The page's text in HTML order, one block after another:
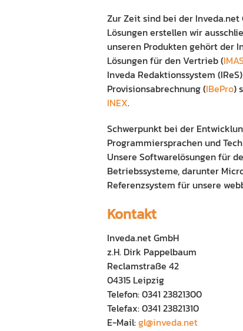
Zur Zeit sind bei der
Lösungen erstellen wir
unseren Produkten gehört der
Lösungen für den Vertrieb (
Inveda Redaktionssystem
Provisionsabrechnung (IBePro)
INEX.
Schwerpunkt bei der
Programmiersprachen und
Unsere Softwarelösungen für
Betriebssysteme, darunter
Referenzsystem für unsere
Kontakt
Inveda.net GmbH
z.H. Dirk Pappelbaum
Reclamstraße 42
04315 Leipzig
Telefon: 0341 23821300
Telefax: 0341 23821310
E-Mail:gl@inveda.net